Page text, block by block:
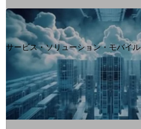
別ウィンドウで開きます
サービス・ソリューション・モバイル
サービス・ソリューションTOP
DXに関する課題を解決する
サービス・ソリューションをご紹介
カテゴリーで探す
カテゴリーで探すTOP
ネットワーク・モバイル